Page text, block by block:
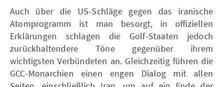
Auch über die US-Schläge gegen das iranische
Atomprogramm ist man besorgt, in offiziellen
Erklärungen schlagen die Golf-Staaten jedoch
zurückhaltendere Töne gegenüber ihrem
wichtigsten Verbündeten an. Gleichzeitig führen die
GCC-Monarchien einen engen Dialog mit allen